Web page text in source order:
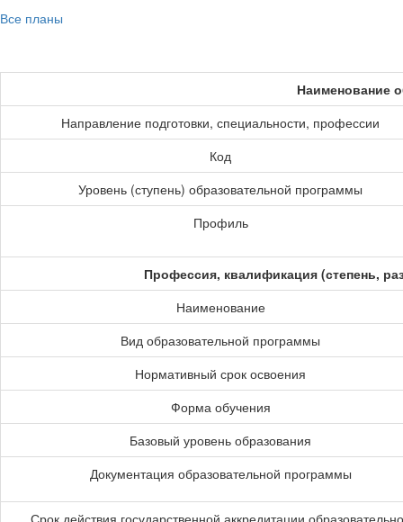
Все планы
Наименование
Направление подготовки, специальности, профессии
Код
Уровень (ступень) образовательной программы
Профиль
Профессия, квалификация (степень,
Наименование
Вид образовательной программы
Нормативный срок освоения
Форма обучения
Базовый уровень образования
Документация образовательной программы
Срок действия государственной аккредитации